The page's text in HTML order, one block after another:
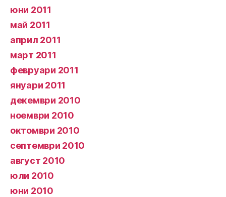
юни 2011
май 2011
април 2011
март 2011
февруари 2011
януари 2011
декември 2010
ноември 2010
октомври 2010
септември 2010
август 2010
юли 2010
юни 2010